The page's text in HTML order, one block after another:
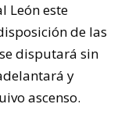
León este
de las
disputará sin
y
ascenso.